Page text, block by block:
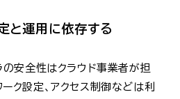
と運用に依存する
安全性はクラウド事業者が担
ク設定、アクセス制御などは利